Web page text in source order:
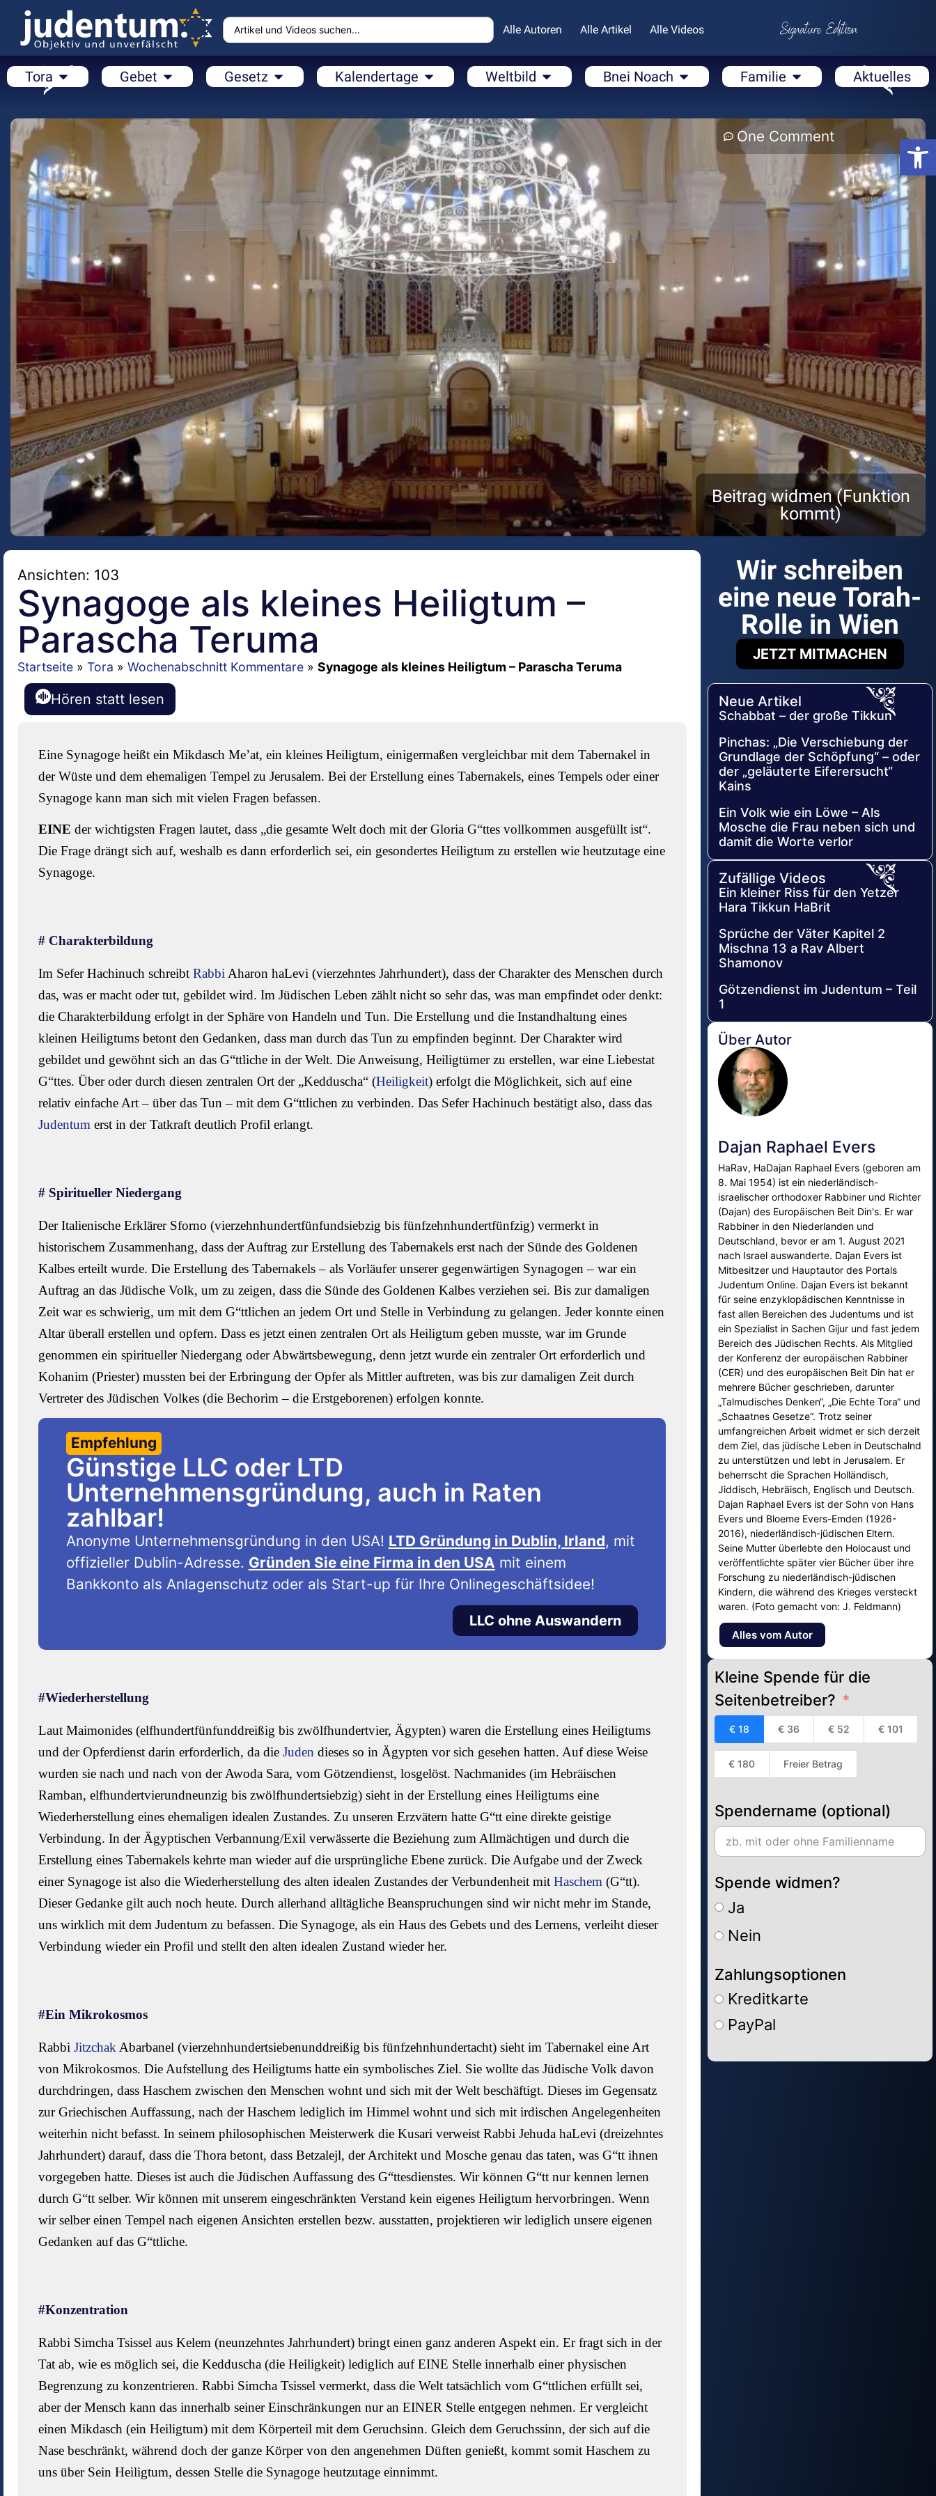
Alle Autoren Alle Artikel Alle Videos
Tora Gebet Gesetz Kalendertage Weltbild Bnei Noach Familie Aktuelles
One Comment
Beitrag widmen (Funktion
kommt)
Ansichten: 103
Synagoge als kleines Heiligtum –
Parascha Teruma
Startseite » Tora » Wochenabschnitt Kommentare » Synagoge als kleines Heiligtum – Parascha Teruma
Hören statt lesen
Eine Synagoge heißt ein Mikdasch Me’at, ein kleines Heiligtum, einigermaßen vergleichbar mit dem Tabernakel in
der Wüste und dem ehemaligen Tempel zu Jerusalem. Bei der Erstellung eines Tabernakels, eines Tempels oder einer
Synagoge kann man sich mit vielen Fragen befassen.
EINE der wichtigsten Fragen lautet, dass „die gesamte Welt doch mit der Gloria G“ttes vollkommen ausgefüllt ist“.
Die Frage drängt sich auf, weshalb es dann erforderlich sei, ein gesondertes Heiligtum zu erstellen wie heutzutage eine
Synagoge.
# Charakterbildung
Im Sefer Hachinuch schreibt Rabbi Aharon haLevi (vierzehntes Jahrhundert), dass der Charakter des Menschen durch
das, was er macht oder tut, gebildet wird. Im Jüdischen Leben zählt nicht so sehr das, was man empfindet oder denkt:
die Charakterbildung erfolgt in der Sphäre von Handeln und Tun. Die Erstellung und die Instandhaltung eines
kleinen Heiligtums betont den Gedanken, dass man durch das Tun zu empfinden beginnt. Der Charakter wird
gebildet und gewöhnt sich an das G“ttliche in der Welt. Die Anweisung, Heiligtümer zu erstellen, war eine Liebestat
G“ttes. Über oder durch diesen zentralen Ort der „Kedduscha“ (Heiligkeit) erfolgt die Möglichkeit, sich auf eine
relativ einfache Art – über das Tun – mit dem G“ttlichen zu verbinden. Das Sefer Hachinuch bestätigt also, dass das
Judentum erst in der Tatkraft deutlich Profil erlangt.
# Spiritueller Niedergang
Der Italienische Erklärer Sforno (vierzehnhundertfünfundsiebzig bis fünfzehnhundertfünfzig) vermerkt in
historischem Zusammenhang, dass der Auftrag zur Erstellung des Tabernakels erst nach der Sünde des Goldenen
Kalbes erteilt wurde. Die Erstellung des Tabernakels – als Vorläufer unserer gegenwärtigen Synagogen – war ein
Auftrag an das Jüdische Volk, um zu zeigen, dass die Sünde des Goldenen Kalbes verziehen sei. Bis zur damaligen
Zeit war es schwierig, um mit dem G“ttlichen an jedem Ort und Stelle in Verbindung zu gelangen. Jeder konnte einen
Altar überall erstellen und opfern. Dass es jetzt einen zentralen Ort als Heiligtum geben musste, war im Grunde
genommen ein spiritueller Niedergang oder Abwärtsbewegung, denn jetzt wurde ein zentraler Ort erforderlich und
Kohanim (Priester) mussten bei der Erbringung der Opfer als Mittler auftreten, was bis zur damaligen Zeit durch
Vertreter des Jüdischen Volkes (die Bechorim – die Erstgeborenen) erfolgen konnte.
Empfehlung
Günstige LLC oder LTD
Unternehmensgründung, auch in Raten
zahlbar!
Anonyme Unternehmensgründung in den USA! LTD Gründung in Dublin, Irland, mit
offizieller Dublin-Adresse. Gründen Sie eine Firma in den USA mit einem
Bankkonto als Anlagenschutz oder als Start-up für Ihre Onlinegeschäftsidee!
LLC ohne Auswandern
#Wiederherstellung
Laut Maimonides (elfhundertfünfunddreißig bis zwölfhundertvier, Ägypten) waren die Erstellung eines Heiligtums
und der Opferdienst darin erforderlich, da die Juden dieses so in Ägypten vor sich gesehen hatten. Auf diese Weise
wurden sie nach und nach von der Awoda Sara, vom Götzendienst, losgelöst. Nachmanides (im Hebräischen
Ramban, elfhundertvierundneunzig bis zwölfhundertsiebzig) sieht in der Erstellung eines Heiligtums eine
Wiederherstellung eines ehemaligen idealen Zustandes. Zu unseren Erzvätern hatte G“tt eine direkte geistige
Verbindung. In der Ägyptischen Verbannung/Exil verwässerte die Beziehung zum Allmächtigen und durch die
Erstellung eines Tabernakels kehrte man wieder auf die ursprüngliche Ebene zurück. Die Aufgabe und der Zweck
einer Synagoge ist also die Wiederherstellung des alten idealen Zustandes der Verbundenheit mit Haschem (G“tt).
Dieser Gedanke gilt auch noch heute. Durch allerhand alltägliche Beanspruchungen sind wir nicht mehr im Stande,
uns wirklich mit dem Judentum zu befassen. Die Synagoge, als ein Haus des Gebets und des Lernens, verleiht dieser
Verbindung wieder ein Profil und stellt den alten idealen Zustand wieder her.
#Ein Mikrokosmos
Rabbi Jitzchak Abarbanel (vierzehnhundertsiebenunddreißig bis fünfzehnhundertacht) sieht im Tabernakel eine Art
von Mikrokosmos. Die Aufstellung des Heiligtums hatte ein symbolisches Ziel. Sie wollte das Jüdische Volk davon
durchdringen, dass Haschem zwischen den Menschen wohnt und sich mit der Welt beschäftigt. Dieses im Gegensatz
zur Griechischen Auffassung, nach der Haschem lediglich im Himmel wohnt und sich mit irdischen Angelegenheiten
weiterhin nicht befasst. In seinem philosophischen Meisterwerk die Kusari verweist Rabbi Jehuda haLevi (dreizehntes
Jahrhundert) darauf, dass die Thora betont, dass Betzalejl, der Architekt und Mosche genau das taten, was G“tt ihnen
vorgegeben hatte. Dieses ist auch die Jüdischen Auffassung des G“ttesdienstes. Wir können G“tt nur kennen lernen
durch G“tt selber. Wir können mit unserem eingeschränkten Verstand kein eigenes Heiligtum hervorbringen. Wenn
wir selber einen Tempel nach eigenen Ansichten erstellen bezw. ausstatten, projektieren wir lediglich unsere eigenen
Gedanken auf das G“ttliche.
#Konzentration
Rabbi Simcha Tsissel aus Kelem (neunzehntes Jahrhundert) bringt einen ganz anderen Aspekt ein. Er fragt sich in der
Tat ab, wie es möglich sei, die Kedduscha (die Heiligkeit) lediglich auf EINE Stelle innerhalb einer physischen
Begrenzung zu konzentrieren. Rabbi Simcha Tsissel vermerkt, dass die Welt tatsächlich vom G“ttlichen erfüllt sei,
aber der Mensch kann das innerhalb seiner Einschränkungen nur an EINER Stelle entgegen nehmen. Er vergleicht
einen Mikdasch (ein Heiligtum) mit dem Körperteil mit dem Geruchsinn. Gleich dem Geruchssinn, der sich auf die
Nase beschränkt, während doch der ganze Körper von den angenehmen Düften genießt, kommt somit Haschem zu
uns über Sein Heiligtum, dessen Stelle die Synagoge heutzutage einnimmt.
Wir schreiben
eine neue Torah-
Rolle in Wien
JETZT MITMACHEN
Neue Artikel
Schabbat – der große Tikkun
Pinchas: „Die Verschiebung der
Grundlage der Schöpfung“ – oder
der „geläuterte Eiferersucht“
Kains
Ein Volk wie ein Löwe – Als
Mosche die Frau neben sich und
damit die Worte verlor
Zufällige Videos
Ein kleiner Riss für den Yetzer
Hara Tikkun HaBrit
Sprüche der Väter Kapitel 2
Mischna 13 a Rav Albert
Shamonov
Götzendienst im Judentum – Teil
1
Über Autor
Dajan Raphael Evers
HaRav, HaDajan Raphael Evers (geboren am
8. Mai 1954) ist ein niederländisch-
israelischer orthodoxer Rabbiner und Richter
(Dajan) des Europäischen Beit Din's. Er war
Rabbiner in den Niederlanden und
Deutschland, bevor er am 1. August 2021
nach Israel auswanderte. Dajan Evers ist
Mitbesitzer und Hauptautor des Portals
Judentum Online. Dajan Evers ist bekannt
für seine enzyklopädischen Kenntnisse in
fast allen Bereichen des Judentums und ist
ein Spezialist in Sachen Gijur und fast jedem
Bereich des Jüdischen Rechts. Als Mitglied
der Konferenz der europäischen Rabbiner
(CER) und des europäischen Beit Din hat er
mehrere Bücher geschrieben, darunter
„Talmudisches Denken“, „Die Echte Tora“ und
„Schaatnes Gesetze“. Trotz seiner
umfangreichen Arbeit widmet er sich derzeit
dem Ziel, das jüdische Leben in Deutschalnd
zu unterstützen und lebt in Jerusalem. Er
beherrscht die Sprachen Holländisch,
Jiddisch, Hebräisch, Englisch und Deutsch.
Dajan Raphael Evers ist der Sohn von Hans
Evers und Bloeme Evers-Emden (1926-
2016), niederländisch-jüdischen Eltern.
Seine Mutter überlebte den Holocaust und
veröffentlichte später vier Bücher über ihre
Forschung zu niederländisch-jüdischen
Kindern, die während des Krieges versteckt
waren. (Foto gemacht von: J. Feldmann)
Alles vom Autor
Kleine Spende für die
Seitenbetreiber?
€ 18 € 36 € 52 € 101
€ 180 Freier Betrag
Spendername (optional)
Spende widmen?
Ja
Nein
Zahlungsoptionen
Kreditkarte
PayPal
Alternative: